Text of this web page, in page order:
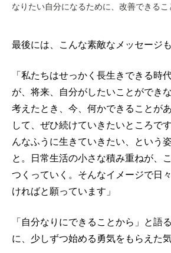
なりたい自分になるために、改善できる
最後には、こんな素敵なメッセージも
「私たちはせっかく長生きできる時
が、将来、自分がしたいことができ
考えたとき、今、何かできることが
して、ぜひ続けていきたいところで
んなふうに生きていきたい、という
と。日常生活の小さな積み重ねが、
つくっていく。そんなイメージで日
ければと願っています」
「自分なりにできることから」と語
に、少しずつ始める勇気をもらえた